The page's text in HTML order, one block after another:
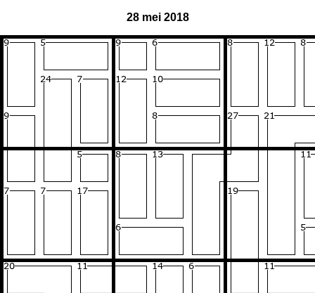
28 mei 2018